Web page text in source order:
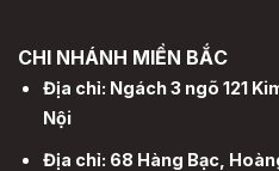
CHI NHÁNH MIỀN BẮC
Địa chỉ: Ngách 3 ngõ 121
Nội
Địa chỉ: 68 Hàng Bạc,